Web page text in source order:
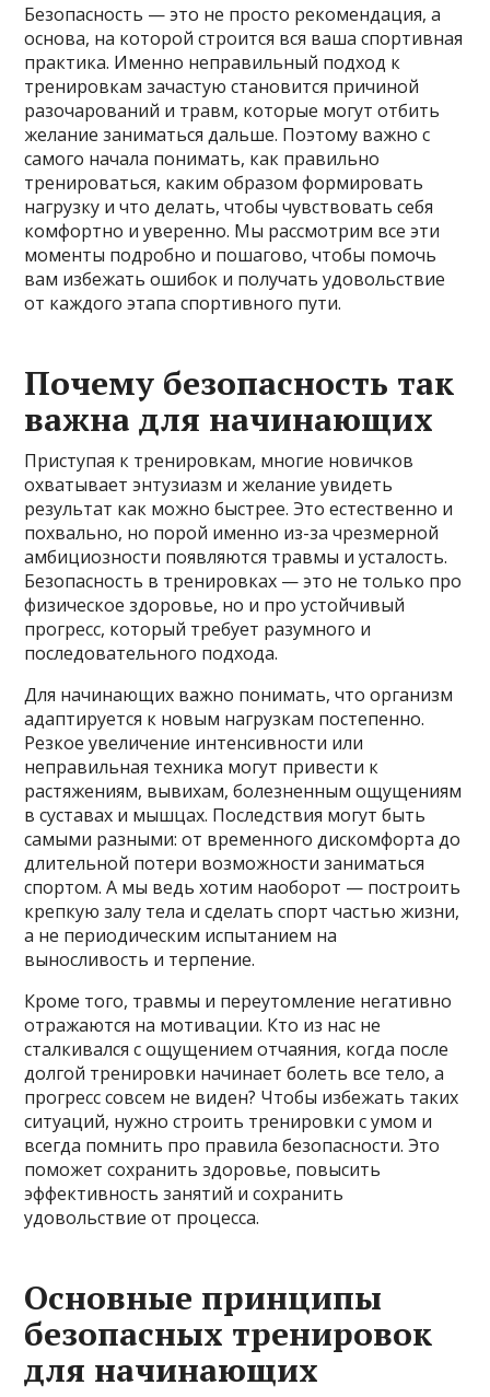
Безопасность — это не просто рекомендация, а
основа, на которой строится вся ваша спортивная
практика. Именно неправильный подход к
тренировкам зачастую становится причиной
разочарований и травм, которые могут отбить
желание заниматься дальше. Поэтому важно с
самого начала понимать, как правильно
тренироваться, каким образом формировать
нагрузку и что делать, чтобы чувствовать себя
комфортно и уверенно. Мы рассмотрим все эти
моменты подробно и пошагово, чтобы помочь
вам избежать ошибок и получать удовольствие
от каждого этапа спортивного пути.
Почему безопасность так
важна для начинающих
Приступая к тренировкам, многие новичков
охватывает энтузиазм и желание увидеть
результат как можно быстрее. Это естественно и
похвально, но порой именно из-за чрезмерной
амбициозности появляются травмы и усталость.
Безопасность в тренировках — это не только про
физическое здоровье, но и про устойчивый
прогресс, который требует разумного и
последовательного подхода.
Для начинающих важно понимать, что организм
адаптируется к новым нагрузкам постепенно.
Резкое увеличение интенсивности или
неправильная техника могут привести к
растяжениям, вывихам, болезненным ощущениям
в суставах и мышцах. Последствия могут быть
самыми разными: от временного дискомфорта до
длительной потери возможности заниматься
спортом. А мы ведь хотим наоборот — построить
крепкую залу тела и сделать спорт частью жизни,
а не периодическим испытанием на
выносливость и терпение.
Кроме того, травмы и переутомление негативно
отражаются на мотивации. Кто из нас не
сталкивался с ощущением отчаяния, когда после
долгой тренировки начинает болеть все тело, а
прогресс совсем не виден? Чтобы избежать таких
ситуаций, нужно строить тренировки с умом и
всегда помнить про правила безопасности. Это
поможет сохранить здоровье, повысить
эффективность занятий и сохранить
удовольствие от процесса.
Основные принципы
безопасных тренировок
для начинающих